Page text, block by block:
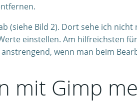
(siehe Bild 2). Dort sehe ich
einstellen. Am hilfreichsten
wenn man beim
mit Gimp